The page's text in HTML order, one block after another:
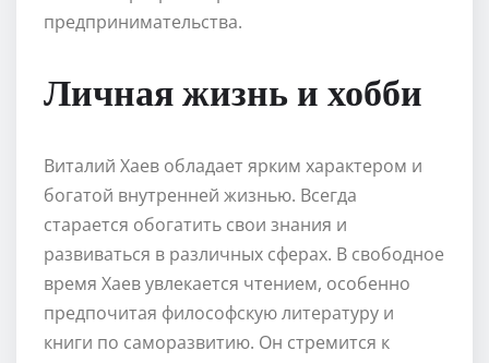
предпринимательства.
Личная жизнь и хобби
Виталий Хаев обладает ярким характером и
богатой внутренней жизнью. Всегда
старается обогатить свои знания и
развиваться в различных сферах. В свободное
время Хаев увлекается чтением, особенно
предпочитая философскую литературу и
книги по саморазвитию. Он стремится к